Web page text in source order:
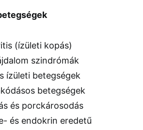
(ízületi kopás)
szindrómák
ízületi betegségek
betegségek
és porckárosodás
és endokrin eredetű